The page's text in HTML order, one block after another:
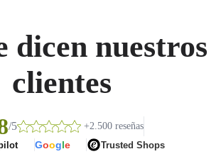
dicen nuestros
clientes
/5 +2.500 reseñas
Google Trusted Shops